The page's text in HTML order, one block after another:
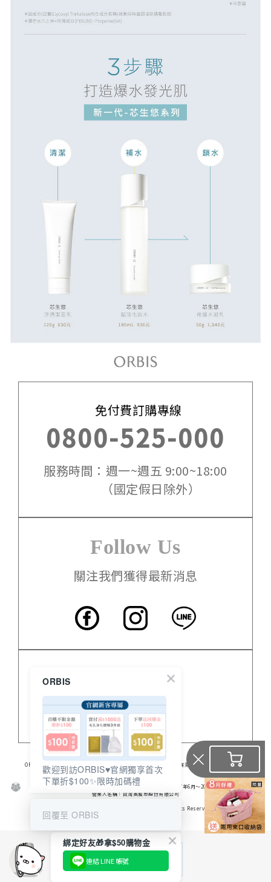
免付費訂購專線
0800-525-000
服務時間：週一~週五 9:00~18:00
（國定假日除外）
Follow Us
關注我們獲得最新消息
門市資訊
關於 ORBIS
ORBIS日本的專業保養品，提供高品質無油保養品、臉部保養、美白保濕、身體保養及營養食品。
食品業登錄字號：A-128206307-00000-6
※ 2016年 連續兩年No.1
※ 日本媒體《通販新聞》調查結果（銷售業績結算期間：2017年6月～2018年5月）
營業人名稱：台灣奧蜜思股份有限公司
Copyright © 2006-2026 TAIWAN ORBIS All Rights Reserved
綁定好友🎁拿$50購物金
連結 LINE 帳號
ORBIS
歡迎到訪ORBIS♥️官網獨享首次
下單折$100✨限時加碼禮
回覆至 ORBIS